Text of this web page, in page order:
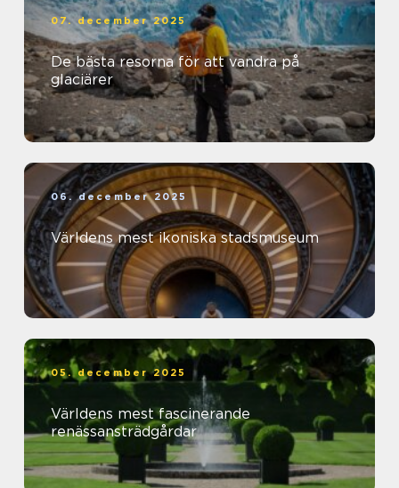
07. december 2025
De bästa resorna för att vandra på
glaciärer
06. december 2025
Världens mest ikoniska stadsmuseum
05. december 2025
Världens mest fascinerande
renässansträdgårdar